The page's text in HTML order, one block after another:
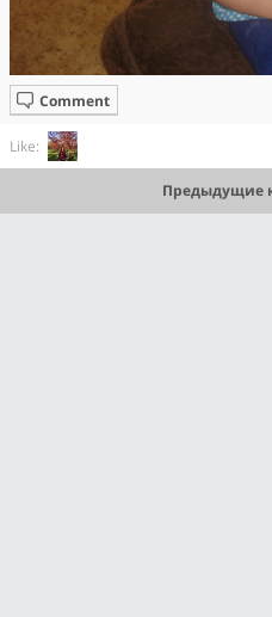
Comment
Like:
Предыдущие